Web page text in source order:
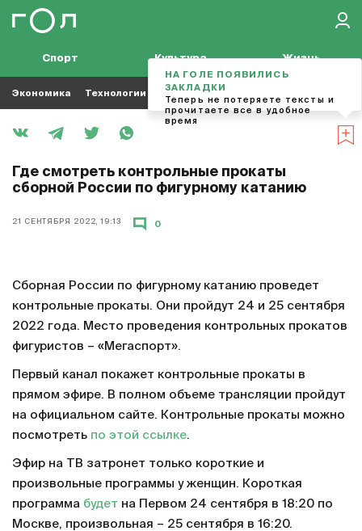
Спорт Культура Жизнь
Экономика Технологии Кино Футбол
Где смотреть контрольные прокаты
сборной России по фигурному катанию
21 СЕНТЯБРЯ 2022, 19:13 0
Сборная России по фигурному катанию проведет
контрольные прокаты. Они пройдут 24 и 25 сентября
2022 года. Место проведения контрольных прокатов
фигуристов – «Мегаспорт».
Первый канал покажет контрольные прокаты в
прямом эфире. В полном объеме трансляции пройдут
на официальном сайте. Контрольные прокаты можно
посмотреть по этой ссылке.
Эфир на ТВ затронет только короткие и
произвольные программы у женщин. Короткая
программа будет на Первом 24 сентября в 18:20 по
Москве, произвольная – 25 сентября в 16:20.
НА ГОЛЕ ПОЯВИЛИСЬ
ЗАКЛАДКИ
Теперь не потеряете тексты и
прочитаете все в удобное
время